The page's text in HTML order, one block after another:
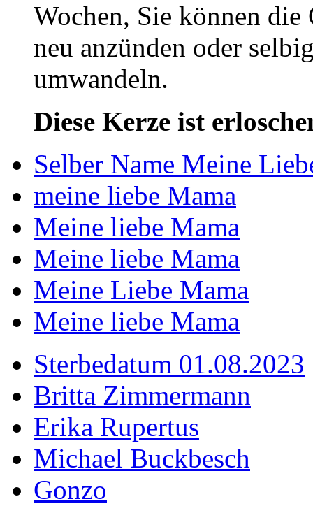
Wochen, Sie können die
neu anzünden oder
umwandeln.
Diese Kerze ist
Selber Name Meine
meine liebe Mama
Meine liebe Mama
Meine liebe Mama
Meine Liebe Mama
Meine liebe Mama
Sterbedatum 01.08.2023
Britta Zimmermann
Erika Rupertus
Michael Buckbesch
Gonzo